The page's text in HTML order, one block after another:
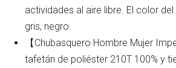
actividades al aire libre. El color
gris, negro
【Chubasquero Hombre Mujer
tafetán de poliéster 210T 100% y